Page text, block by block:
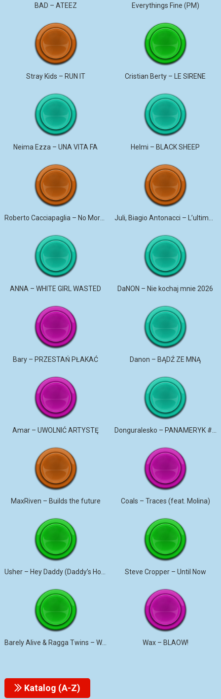
BAD – ATEEZ Everythings Fine (PM)
Stray Kids – RUN IT Cristian Berty – LE SIRENE
Neima Ezza – UNA VITA FA Helmi – BLACK SHEEP
Roberto Cacciapaglia – No More Violence
ANNA – WHITE GIRL WASTED DaNON – Nie kochaj mnie 2026
Bary – PRZESTAŃ PŁAKAĆ Danon – BĄDŹ ZE MNĄ
Amar – UWOLNIĆ ARTYSTĘ
MaxRiven – Builds the future Coals – Traces (feat. Molina)
Steve Cropper – Until Now
Barely Alive & Ragga Twins – We Set It Wax – BLAOW!
Katalog (A-Z)